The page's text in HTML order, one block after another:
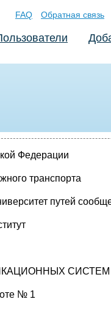
FAQ Обратная связь
Федерации
транспорта
путей
СИСТЕМ
№ 1